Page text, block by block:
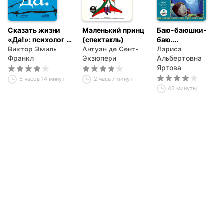
Сказать жизни
«Да!»: психолог в
концлагере
Виктор Эмиль
Франкл
5 часов 14 минут
Маленький принц
(спектакль)
Антуан де Сент-
Экзюпери
2 часа 7 минут
Баю-баюшки-
баю.
Колыбельные
Лариса
Альбертовна
Яртова
42 минуты